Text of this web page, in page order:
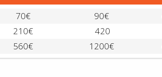
70€ 90€
210€ 420
560€ 1200€